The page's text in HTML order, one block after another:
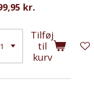
kr.
Tilføj
til
kurv